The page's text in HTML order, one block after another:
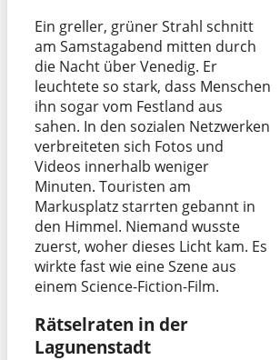
Ein greller, grüner Strahl schnitt
am Samstagabend mitten durch
die Nacht über Venedig. Er
leuchtete so stark, dass Menschen
ihn sogar vom Festland aus
sahen. In den sozialen Netzwerken
verbreiteten sich Fotos und
Videos innerhalb weniger
Minuten. Touristen am
Markusplatz starrten gebannt in
den Himmel. Niemand wusste
zuerst, woher dieses Licht kam. Es
wirkte fast wie eine Szene aus
einem Science-Fiction-Film.
Rätselraten in der
Lagunenstadt